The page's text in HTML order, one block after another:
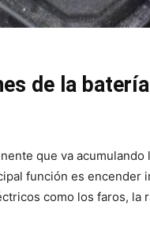
de la
que va
función es encender
como los faros, la